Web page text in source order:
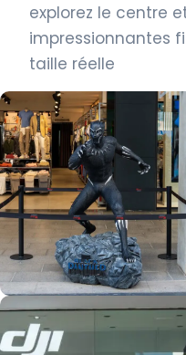
explorez le centre
impressionnantes
taille réelle